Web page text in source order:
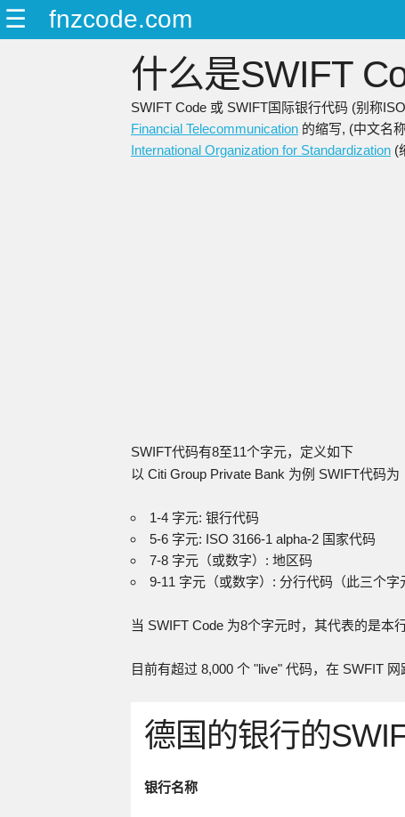
☰ fnzcode.com
什么是SWIFT
SWIFT Code 或 SWIFT国际银行代码 (别称
Financial Telecommunication 的缩写, (中文名
International Organization for Standardization (
SWIFT代码有8至11个字元，定义如下
以 Citi Group Private Bank 为例 SWIFT代码为
1-4 字元: 银行代码
5-6 字元: ISO 3166-1 alpha-2 国家代码
7-8 字元（或数字）: 地区码
9-11 字元（或数字）: 分行代码（此三个字
当 SWIFT Code 为8个字元时，其代表的是本行
目前有超过 8,000 个 "live" 代码，在 SWFIT 网
德国的银行的
银行名称